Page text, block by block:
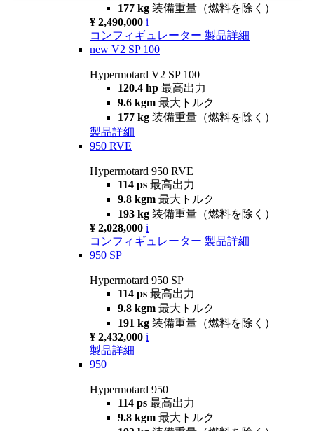
177 kg 装備重量（燃料を除く）
¥ 2,490,000 i
コンフィギュレーター 製品詳細
new V2 SP 100
Hypermotard V2 SP 100
120.4 hp 最高出力
9.6 kgm 最大トルク
177 kg 装備重量（燃料を除く）
製品詳細
950 RVE
Hypermotard 950 RVE
114 ps 最高出力
9.8 kgm 最大トルク
193 kg 装備重量（燃料を除く）
¥ 2,028,000 i
コンフィギュレーター 製品詳細
950 SP
Hypermotard 950 SP
114 ps 最高出力
9.8 kgm 最大トルク
191 kg 装備重量（燃料を除く）
¥ 2,432,000 i
製品詳細
950
Hypermotard 950
114 ps 最高出力
9.8 kgm 最大トルク